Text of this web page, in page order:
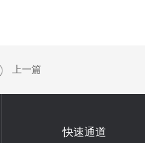
上一篇
快速通道